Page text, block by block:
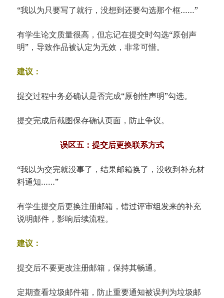
“我以为只要写了就行，没想到还要勾选那个框……”
有学生论文质量很高，但忘记在提交时勾选“原创声
明”，导致作品被认定为无效，非常可惜。
建议：
提交过程中务必确认是否完成“原创性声明”勾选。
提交完成后截图保存确认页面，防止争议。
误区五：提交后更换联系方式
“我以为交完就没事了，结果邮箱换了，没收到补充材
料通知……”
有学生提交后更换注册邮箱，错过评审组发来的补充
说明邮件，影响后续流程。
建议：
提交后不要更改注册邮箱，保持其畅通。
定期查看垃圾邮件箱，防止重要通知被误判为垃圾邮